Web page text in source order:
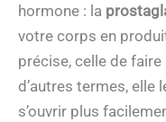
hormone : la
votre corps en
précise, celle de faire
d’autres termes, elle
s’ouvrir plus